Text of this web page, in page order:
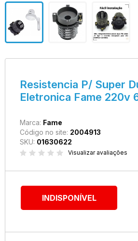
Resistencia P/ Super
Eletronica Fame 220v
Marca: Fame
Código no site: 2004913
SKU: 01630622
Visualizar avaliações
INDISPONÍVEL